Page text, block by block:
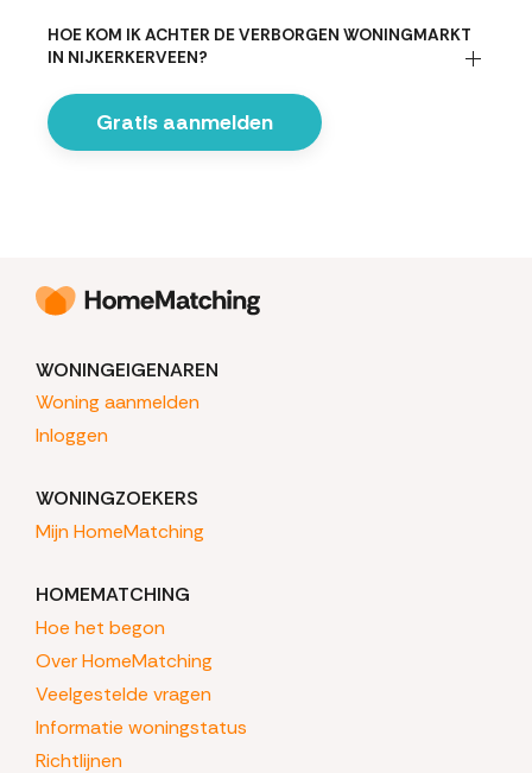
HOE KOM IK ACHTER DE VERBORGEN WONINGMARKT
IN NIJKERKERVEEN?
Gratis aanmelden
WONINGEIGENAREN
Woning aanmelden
Inloggen
WONINGZOEKERS
Mijn HomeMatching
HOMEMATCHING
Hoe het begon
Over HomeMatching
Veelgestelde vragen
Informatie woningstatus
Richtlijnen